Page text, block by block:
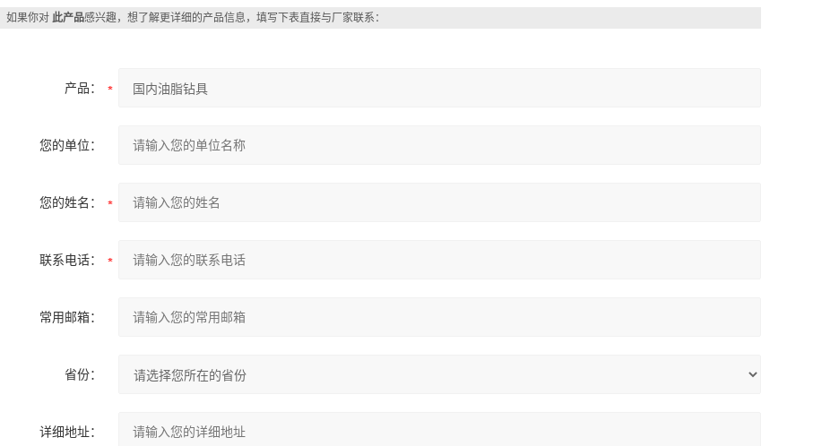
如果你对 此产品感兴趣，想了解更详细的产品信息，填写下表直接与厂家联系：
产品：
您的单位：
您的姓名：
联系电话：
常用邮箱：
省份：
详细地址：